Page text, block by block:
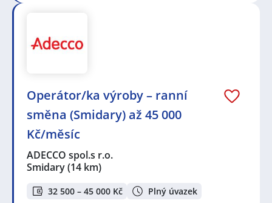
Operátor/ka výroby – ranní
směna (Smidary) až 45 000
Kč/měsíc
ADECCO spol.s r.o.
Smidary(14 km)
32 500 – 45 000 Kč Plný úvazek